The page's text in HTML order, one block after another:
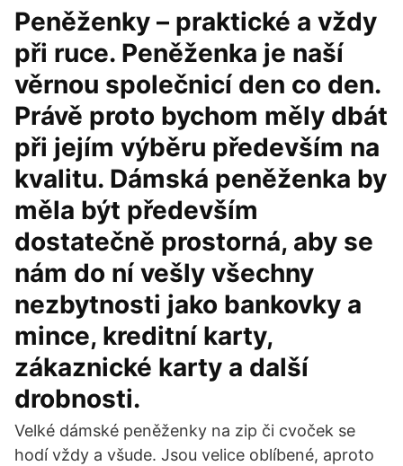
Peněženky – praktické a vždy
při ruce. Peněženka je naší
věrnou společnicí den co den.
Právě proto bychom měly dbát
při jejím výběru především na
kvalitu. Dámská peněženka by
měla být především
dostatečně prostorná, aby se
nám do ní vešly všechny
nezbytnosti jako bankovky a
mince, kreditní karty,
zákaznické karty a další
drobnosti.
Velké dámské peněženky na zip či cvoček se
hodí vždy a všude. Jsou velice oblíbené, aproto